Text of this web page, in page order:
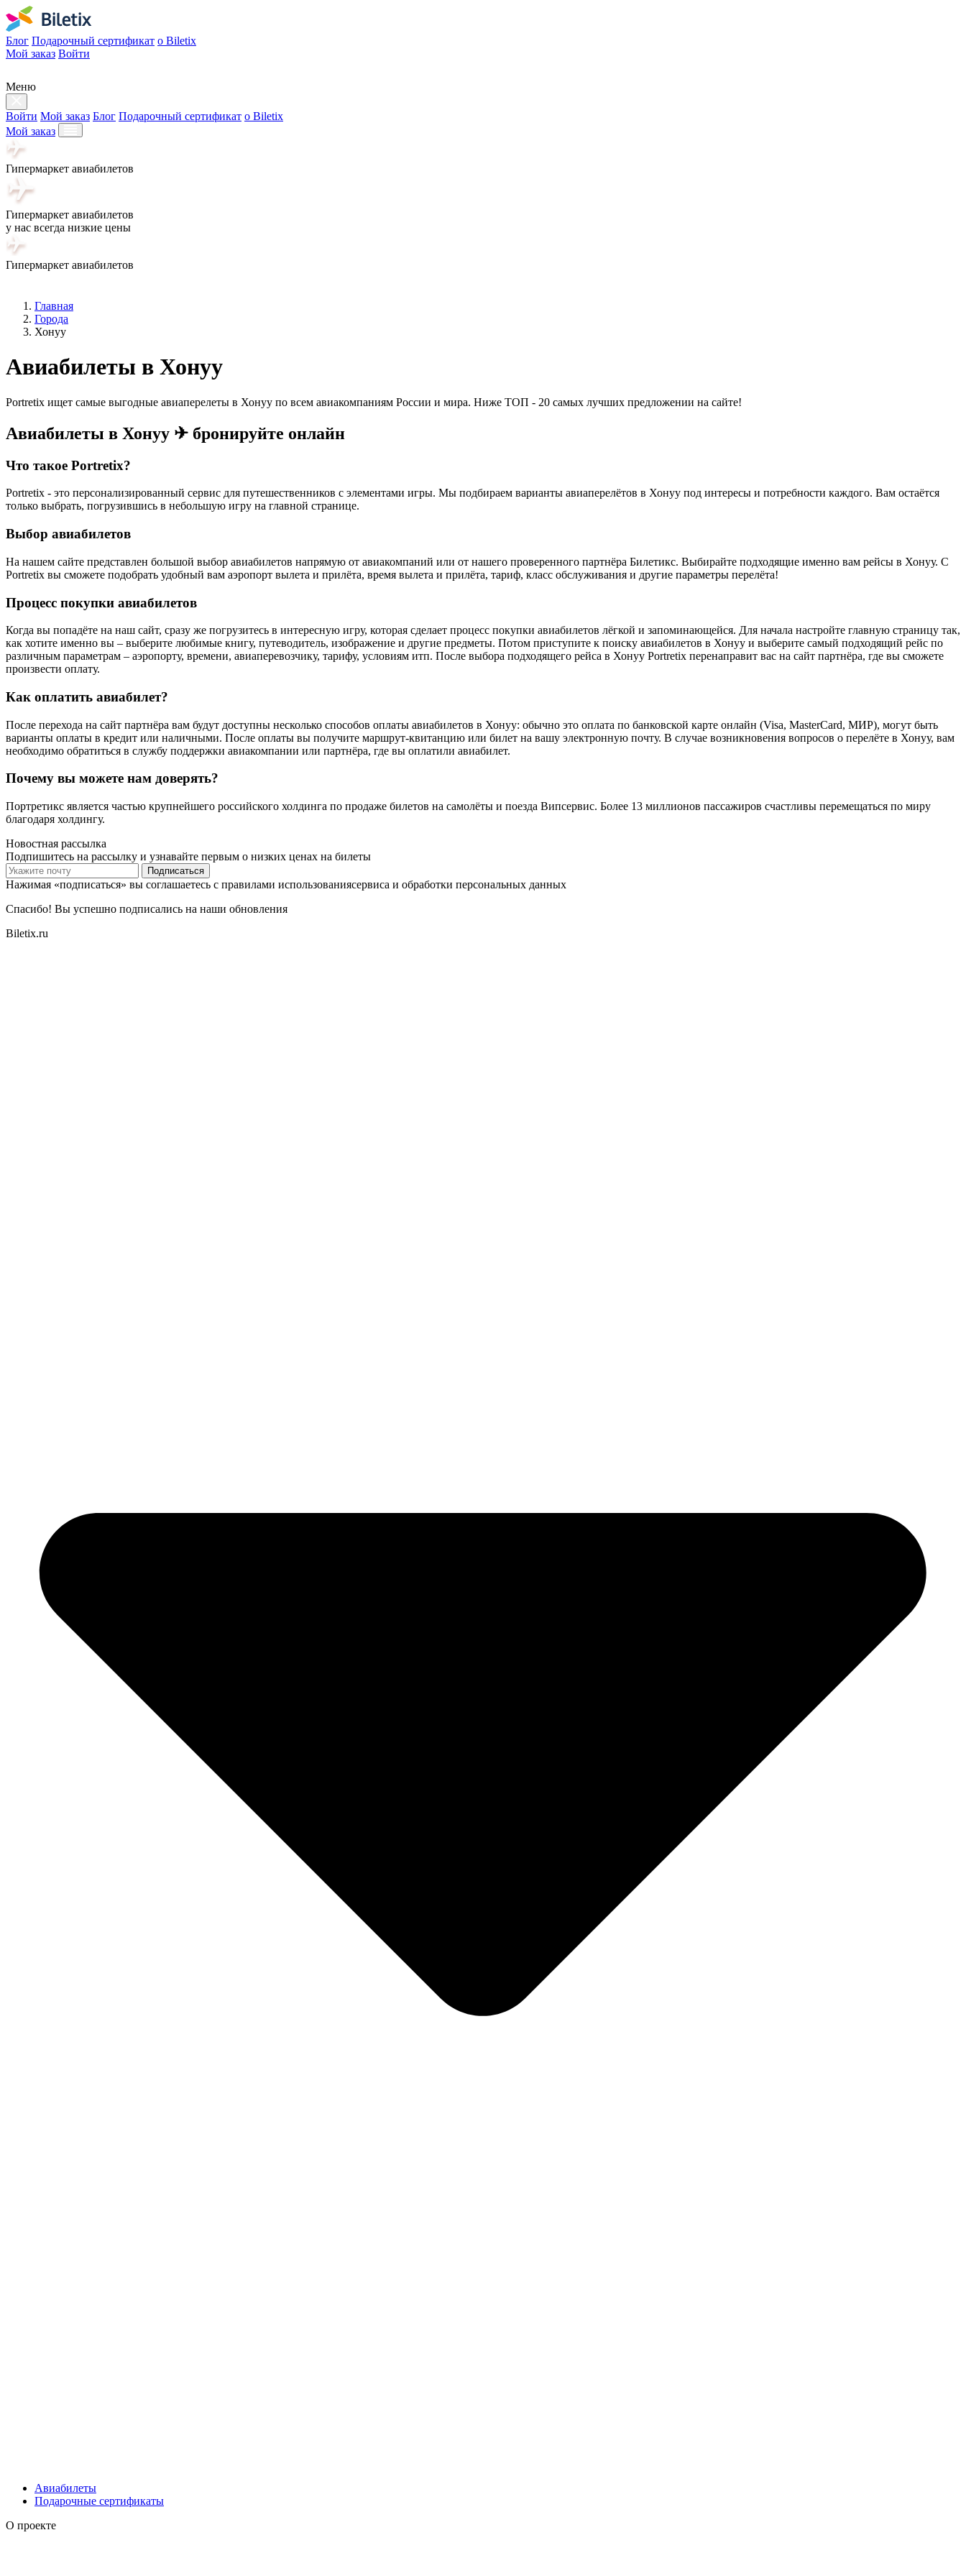
Блог Подарочный сертификат о Biletix
Мой заказ Войти
Меню
Войти Мой заказ Блог Подарочный сертификат о Biletix
Мой заказ
Гипермаркет авиабилетов
Гипермаркет авиабилетов
у нас всегда низкие цены
Гипермаркет авиабилетов
Главная
Города
Хонуу
Авиабилеты в Хонуу
Portretix ищет самые выгодные авиаперелеты в Хонуу по всем авиакомпаниям России и мира. Ниже ТОП - 20 самых лучших предложении на сайте!
Авиабилеты в Хонуу ✈ бронируйте онлайн
Что такое Portretix?
Portretix - это персонализированный сервис для путешественников с элементами игры. Мы подбираем варианты авиаперелётов в Хонуу под интересы и потребности каждого. Вам остаётся
только выбрать, погрузившись в небольшую игру на главной странице.
Выбор авиабилетов
На нашем сайте представлен большой выбор авиабилетов напрямую от авиакомпаний или от нашего проверенного партнёра Билетикс. Выбирайте подходящие именно вам рейсы в Хонуу. С
Portretix вы сможете подобрать удобный вам аэропорт вылета и прилёта, время вылета и прилёта, тариф, класс обслуживания и другие параметры перелёта!
Процесс покупки авиабилетов
Когда вы попадёте на наш сайт, сразу же погрузитесь в интересную игру, которая сделает процесс покупки авиабилетов лёгкой и запоминающейся. Для начала настройте главную страницу так,
как хотите именно вы – выберите любимые книгу, путеводитель, изображение и другие предметы. Потом приступите к поиску авиабилетов в Хонуу и выберите самый подходящий рейс по
различным параметрам – аэропорту, времени, авиаперевозчику, тарифу, условиям итп. После выбора подходящего рейса в Хонуу Portretix перенаправит вас на сайт партнёра, где вы сможете
произвести оплату.
Как оплатить авиабилет?
После перехода на сайт партнёра вам будут доступны несколько способов оплаты авиабилетов в Хонуу: обычно это оплата по банковской карте онлайн (Visa, MasterCard, МИР), могут быть
варианты оплаты в кредит или наличными. После оплаты вы получите маршрут-квитанцию или билет на вашу электронную почту. В случае возникновения вопросов о перелёте в Хонуу, вам
необходимо обратиться в службу поддержки авиакомпании или партнёра, где вы оплатили авиабилет.
Почему вы можете нам доверять?
Портретикс является частью крупнейшего российского холдинга по продаже билетов на самолёты и поезда Випсервис. Более 13 миллионов пассажиров счастливы перемещаться по миру
благодаря холдингу.
Новостная рассылка
Подпишитесь на рассылку и узнавайте первым о низких ценах на билеты
Подписаться
Нажимая «подписаться» вы соглашаетесь с правилами использованиясервиса и обработки персональных данных
Спасибо! Вы успешно подписались на наши обновления
Biletix.ru
Авиабилеты
Подарочные сертификаты
О проекте